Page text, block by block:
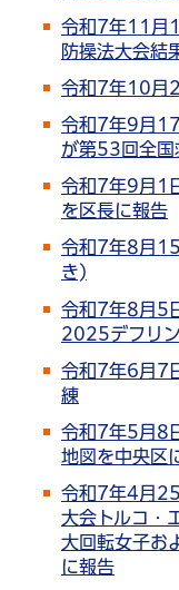
令和7年11月
防操法大会結
令和7年10月
令和7年9月
が第53回全国
令和7年9月1
を区長に報告
令和7年8月
き)
令和7年8月5
2025デフリ
令和7年6月7
練
令和7年5月8
地図を中央区
令和7年4月
大会トルコ・
大回転女子お
に報告